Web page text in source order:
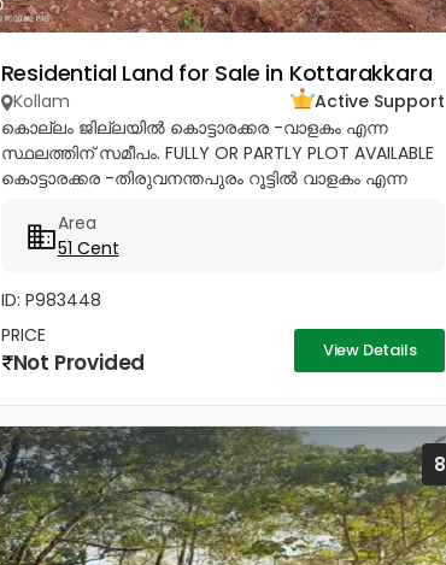
Residential Land for Sale in Kottarakkara
Kollam
Active Support
കൊല്ലം ജില്ലയിൽ കൊട്ടാരക്കര -വാളകം എന്ന
സ്ഥലത്തിന് സമീപം. FULLY OR PARTLY PLOT AVAILABLE
കൊട്ടാരക്കര -തിരുവനന്തപുരം റൂട്ടിൽ വാളകം എന്ന
റോഡിൽ (3-4 കിലോമീറ്റർ ) റോഡ്...
Area
51 Cent
ID: P983448
PRICE
Not Provided View Details
8